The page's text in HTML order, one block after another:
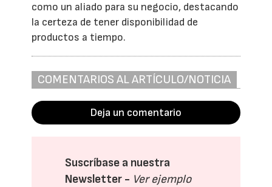
como un aliado para su negocio, destacando
la certeza de tener disponibilidad de
productos a tiempo.
COMENTARIOS AL ARTÍCULO/NOTICIA
Deja un comentario
Suscríbase a nuestra
Newsletter - Ver ejemplo